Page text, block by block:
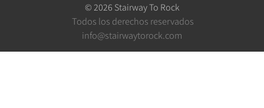
© 2026 Stairway To Rock
Todos los derechos reservados
info@stairwaytorock.com